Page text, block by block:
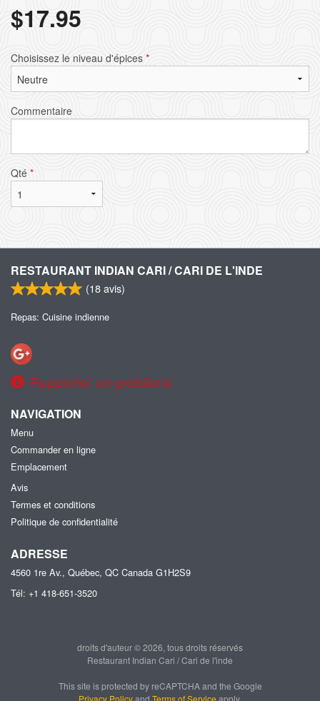
$17.95
Choisissez le niveau d'épices *
Commentaire
Qté *
RESTAURANT INDIAN CARI / CARI DE L'INDE
(18avis)
Repas: Cuisine indienne
Rapporter un problème
NAVIGATION
Menu
Commander en ligne
Emplacement
Avis
Termes et conditions
Politique de confidentialité
ADRESSE
4560 1re Av., Québec, QC Canada G1H2S9
Tél: +1 418-651-3520
droits d'auteur © 2026, tous droits réservés
Restaurant Indian Cari / Cari de l'inde
This site is protected by reCAPTCHA and the Google
Privacy Policyand Terms of Service apply.